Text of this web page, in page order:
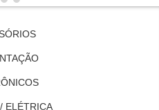
ELÉTRICA